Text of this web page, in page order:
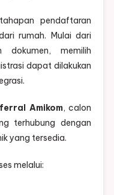
pendaftaran
rumah. Mulai dari
dokumen, memilih
dapat dilakukan
Amikom, calon
terhubung dengan
yang tersedia.
melalui: